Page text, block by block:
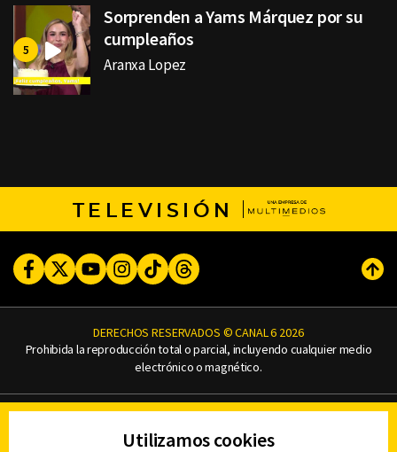
Sorprenden a Yams Márquez por su
cumpleaños
Aranxa Lopez
TELEVISIÓN
FacebookTwitterYoutubeInstagram
TikTokThreads
DERECHOS RESERVADOS © CANAL 6 2026
Prohibida la reproducción total o parcial, incluyendo cualquier medio
electrónico o magnético.
AVISO DE PRIVACIDAD
Utilizamos cookies